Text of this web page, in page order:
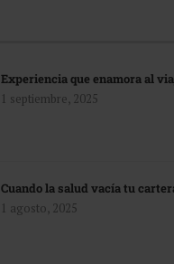
Experiencia que enamora al
1 septiembre, 2025
Cuando la salud vacía tu
1 agosto, 2025